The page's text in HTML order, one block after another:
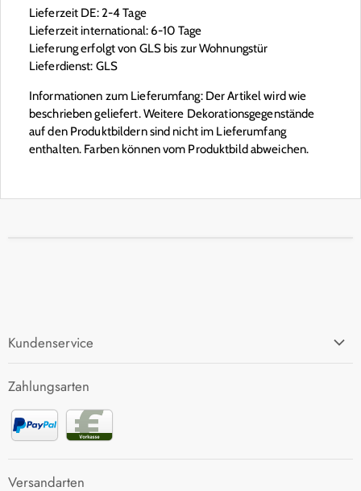
Lieferzeit DE: 2-4 Tage
Lieferzeit international: 6-10 Tage
Lieferung erfolgt von GLS bis zur Wohnungstür
Lieferdienst: GLS
Informationen zum Lieferumfang: Der Artikel wird wie
beschrieben geliefert. Weitere Dekorationsgegenstände
auf den Produktbildern sind nicht im Lieferumfang
enthalten. Farben können vom Produktbild abweichen.
Kundenservice
Zahlung und Versand
Rücksendung
Kontakt
Zahlungsarten
Versandarten